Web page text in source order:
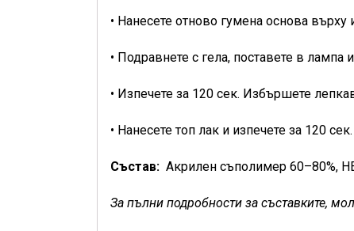
• Нанесете отново гумена основа върху
• Подравнете с гела, поставете в лампа
• Изпечете за 120 сек. Избършете
• Нанесете топ лак и изпечете за 120
Състав: Акрилен съполимер 60–80%,
За пълни подробности за съставките,